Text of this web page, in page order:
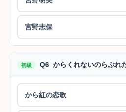
宮野志保
初級 Q6 からくれないのらぶれ
から紅の恋歌